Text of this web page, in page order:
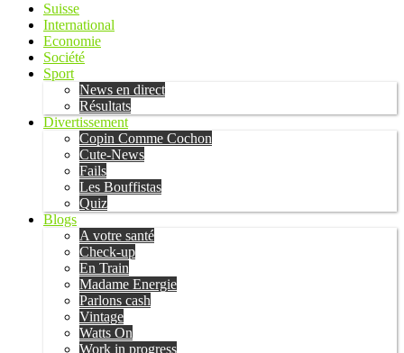
Suisse
International
Economie
Société
Sport
News en direct
Résultats
Divertissement
Copin Comme Cochon
Cute-News
Fails
Les Bouffistas
Quiz
Blogs
A votre santé
Check-up
En Train
Madame Energie
Parlons cash
Vintage
Watts On
Work in progress